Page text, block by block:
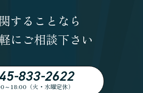
することなら
にご相談下さい
833-2622
～18:00（火・水曜定休）